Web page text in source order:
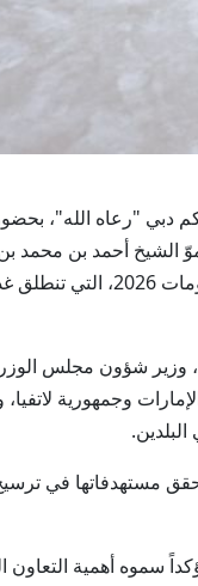
دبي "رعاه الله"،
الشيخ أحمد بن محمد
الثاني لحاكم دبي، معالي إيفيكا سيلينا رئيسة وزراء جمهورية لاتفيا، وذلك ضمن
شؤون مجلس
وجمهورية
التطرق إلى أبرز الملفات والقضايا التي يتضمنها جدول أعمال القمة
الشيخ محمد بن راشد آل مكتوم، على مشاركة جمهورية لاتفيا في القمة